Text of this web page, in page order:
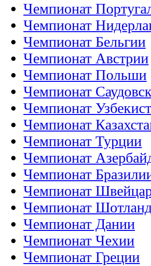
Чемпионат
Чемпионат
Чемпионат Бельгии
Чемпионат Австрии
Чемпионат Польши
Чемпионат
Чемпионат
Чемпионат
Чемпионат Турции
Чемпионат
Чемпионат
Чемпионат
Чемпионат
Чемпионат Дании
Чемпионат Чехии
Чемпионат Греции